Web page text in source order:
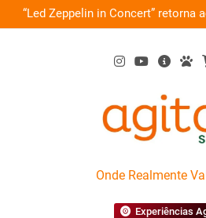
Skip
to
retorna aos palcos com a
Nova Orquestra
Cobasi
Onde Realmente
Experiências